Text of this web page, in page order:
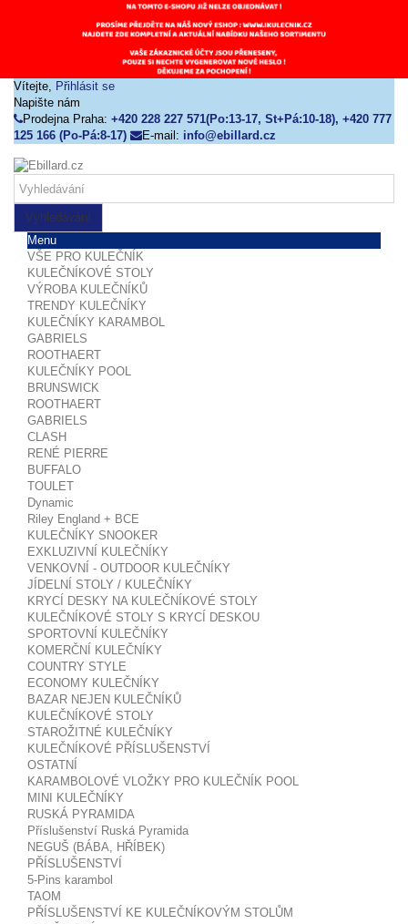
Vítejte, Přihlásit se
Napište nám
Prodejna Praha: +420 228 227 571(Po:13-17, St+Pá:10-18), +420 777
125 166 (Po-Pá:8-17)
E-mail: info@ebillard.cz
Vyhledávání
Menu
VŠE PRO KULEČNÍK
KULEČNÍKOVÉ STOLY
VÝROBA KULEČNÍKŮ
TRENDY KULEČNÍKY
KULEČNÍKY KARAMBOL
GABRIELS
ROOTHAERT
KULEČNÍKY POOL
BRUNSWICK
ROOTHAERT
GABRIELS
CLASH
RENÉ PIERRE
BUFFALO
TOULET
Dynamic
Riley England + BCE
KULEČNÍKY SNOOKER
EXKLUZIVNÍ KULEČNÍKY
VENKOVNÍ - OUTDOOR KULEČNÍKY
JÍDELNÍ STOLY / KULEČNÍKY
KRYCÍ DESKY NA KULEČNÍKOVÉ STOLY
KULEČNÍKOVÉ STOLY S KRYCÍ DESKOU
SPORTOVNÍ KULEČNÍKY
KOMERČNÍ KULEČNÍKY
COUNTRY STYLE
ECONOMY KULEČNÍKY
BAZAR NEJEN KULEČNÍKŮ
KULEČNÍKOVÉ STOLY
STAROŽITNÉ KULEČNÍKY
KULEČNÍKOVÉ PŘÍSLUŠENSTVÍ
OSTATNÍ
KARAMBOLOVÉ VLOŽKY PRO KULEČNÍK POOL
MINI KULEČNÍKY
RUSKÁ PYRAMIDA
Příslušenství Ruská Pyramida
NEGUŠ (BÁBA, HŘÍBEK)
PŘÍSLUŠENSTVÍ
5-Pins karambol
TAOM
PŘÍSLUŠENSTVÍ KE KULEČNÍKOVÝM STOLŮM